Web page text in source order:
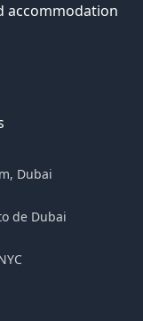
accommodation
Dubai
de Dubai